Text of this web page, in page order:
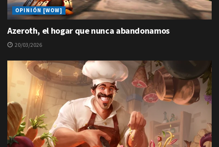
OPINIÓN [WOW]
Azeroth, el hogar que nunca abandonamos
20/03/2026